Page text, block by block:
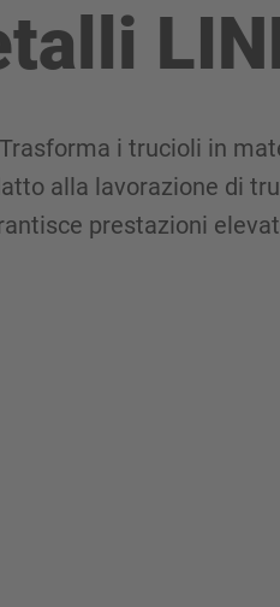
i trucioli in
alla lavorazione di
prestazioni